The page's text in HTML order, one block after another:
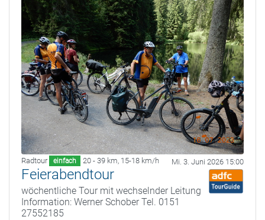
Radtour einfach 20 - 39 km, 15-18 km/h Mi. 3. Juni 2026 15:00
Feierabendtour
wöchentliche Tour mit wechselnder Leitung
Information: Werner Schober Tel. 0151
27552185